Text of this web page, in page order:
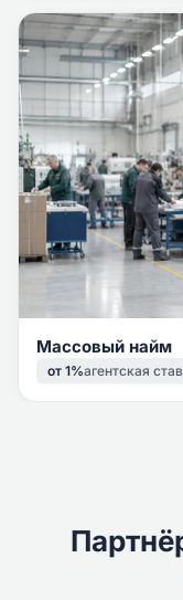
Массовый найм
от 1%агентская